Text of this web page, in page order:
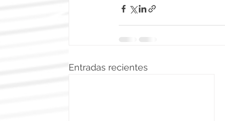
Entradas recientes